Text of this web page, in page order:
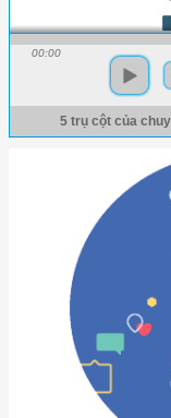
00:00
5 trụ cột của